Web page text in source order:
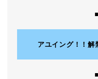
アユイング！！解